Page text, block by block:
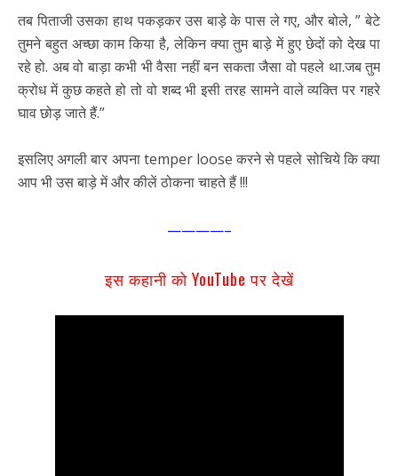
तब पिताजी उसका हाथ पकड़कर उस बाड़े के पास ले गए, और बोले, ” बेटे
तुमने बहुत अच्छा काम किया है, लेकिन क्या तुम बाड़े में हुए छेदों को देख पा
रहे हो. अब वो बाड़ा कभी भी वैसा नहीं बन सकता जैसा वो पहले था.जब तुम
क्रोध में कुछ कहते हो तो वो शब्द भी इसी तरह सामने वाले व्यक्ति पर गहरे
घाव छोड़ जाते हैं.”
इसलिए अगली बार अपना temper loose करने से पहले सोचिये कि क्या
आप भी उस बाड़े में और कीलें ठोकना चाहते हैं !!!
————–
इस कहानी को YouTube पर देखें